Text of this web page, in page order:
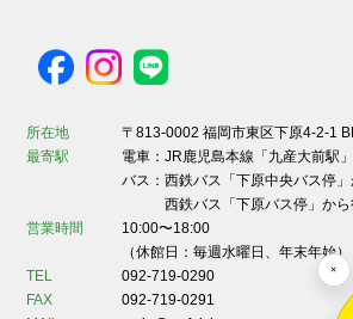
所在地
〒813-0002 福岡市東区下原4-2-1
最寄駅
電車：JR鹿児島本線「九産大前駅
バス：西鉄バス「下原中央バス停
西鉄バス「下原バス停」から
営業時間
10:00〜18:00
（休館日：毎週水曜日、年末年始）
TEL
092-719-0290
FAX
092-719-0291
×